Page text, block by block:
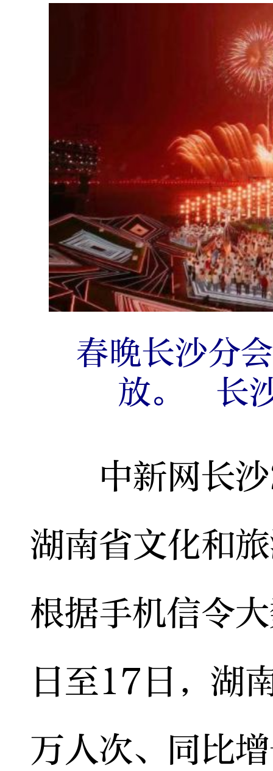
春晚长沙分
放。 长
中新网长沙
湖南省文化和
根据手机信令
日至17日，湖
万人次、同比